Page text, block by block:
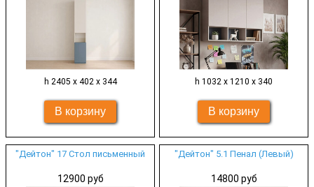
h 2405 х 402 х 344 h 1032 х 1210 х 340
"Дейтон" 17 Стол письменный
12900 руб
"Дейтон" 5.1 Пенал (Левый)
14800 руб